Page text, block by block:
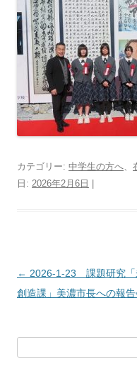
カテゴリー: 中学生の方へ、
日: 2026年2月6日
投
稿
← 2026-1-23 課題研究「
創造課」美濃市長への報